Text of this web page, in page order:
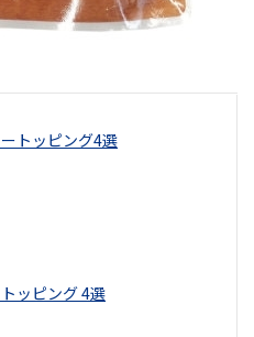
トッピング4選
ッピング 4選